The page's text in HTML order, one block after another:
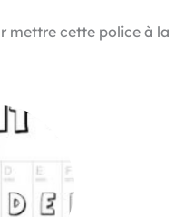
mettre cette police à la